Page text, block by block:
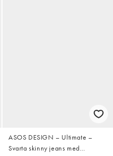
ASOS DESIGN – Ultimate –
Svarta skinny jeans med